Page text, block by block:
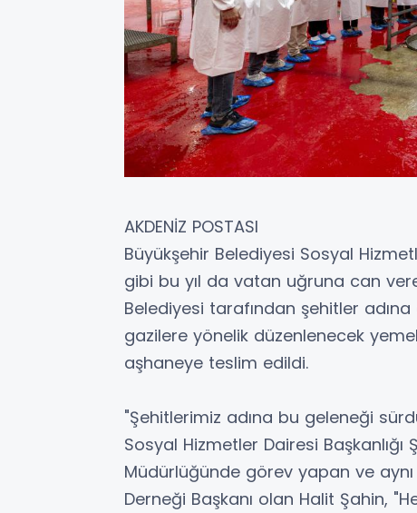
AKDENİZ POSTASI
Büyükşehir Belediyesi Sosyal
gibi bu yıl da vatan uğruna can
Belediyesi tarafından şehitler
gazilere yönelik düzenlenecek
aşhaneye teslim edildi.
"Şehitlerimiz adına bu geleneği
Sosyal Hizmetler Dairesi
Müdürlüğünde görev yapan ve
Derneği Başkanı olan Halit Şahin,